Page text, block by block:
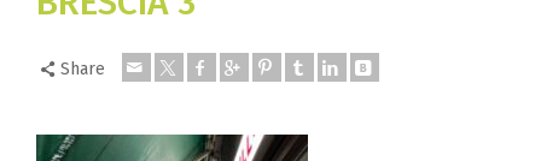
Share